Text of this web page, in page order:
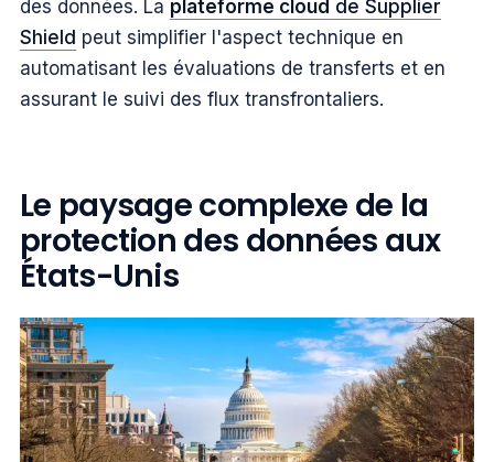
des données. La plateforme cloud de Supplier
Shield peut simplifier l'aspect technique en
automatisant les évaluations de transferts et en
assurant le suivi des flux transfrontaliers.
Le paysage complexe de la
protection des données aux
États-Unis